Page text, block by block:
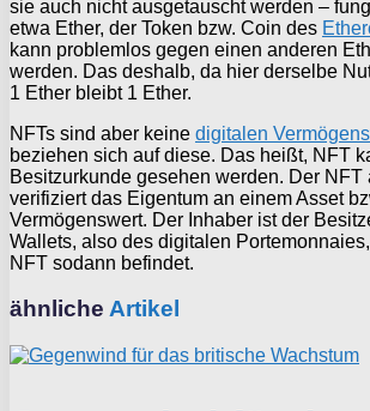
sie auch nicht ausgetauscht werden –
etwa Ether, der Token bzw. Coin des
kann problemlos gegen einen anderen
werden. Das deshalb, da hier derselbe
1 Ether bleibt 1 Ether.
NFTs sind aber keine digitalen
beziehen sich auf diese. Das heißt, NFT
Besitzurkunde gesehen werden. Der NFT
verifiziert das Eigentum an einem Asset
Vermögenswert. Der Inhaber ist der
Wallets, also des digitalen
NFT sodann befindet.
ähnliche Artikel